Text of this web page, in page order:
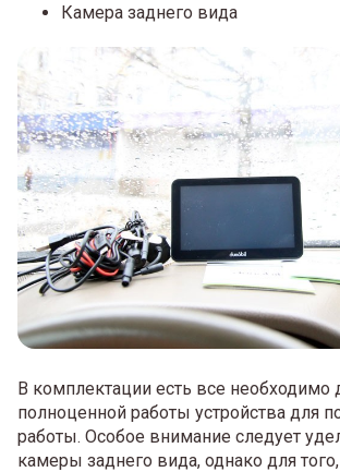
Камера заднего вида
В комплектации есть все необходимо
полноценной работы устройства для
работы. Особое внимание следует
камеры заднего вида, однако для